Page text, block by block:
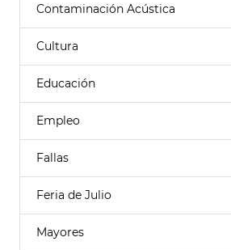
Contaminación Acústica
Cultura
Educación
Empleo
Fallas
Feria de Julio
Mayores